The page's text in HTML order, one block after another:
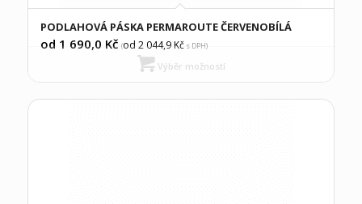
PODLAHOVÁ PÁSKA PERMAROUTE ČERVENOBÍLÁ
od 1 690,0 Kč (od 2 044,9Kčs DPH)
Výběr možností